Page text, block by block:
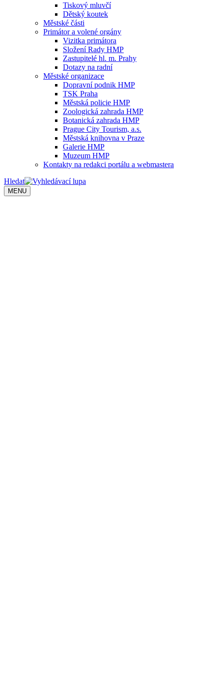
Tiskový mluvčí
Dětský koutek
Městské části
Primátor a volené orgány
Vizitka primátora
Složení Rady HMP
Zastupitelé hl. m. Prahy
Dotazy na radní
Městské organizace
Dopravní podnik HMP
TSK Praha
Městská policie HMP
Zoologická zahrada HMP
Botanická zahrada HMP
Prague City Tourism, a.s.
Městská knihovna v Praze
Galerie HMP
Muzeum HMP
Kontakty na redakci portálu a webmastera
Hledat
MENU